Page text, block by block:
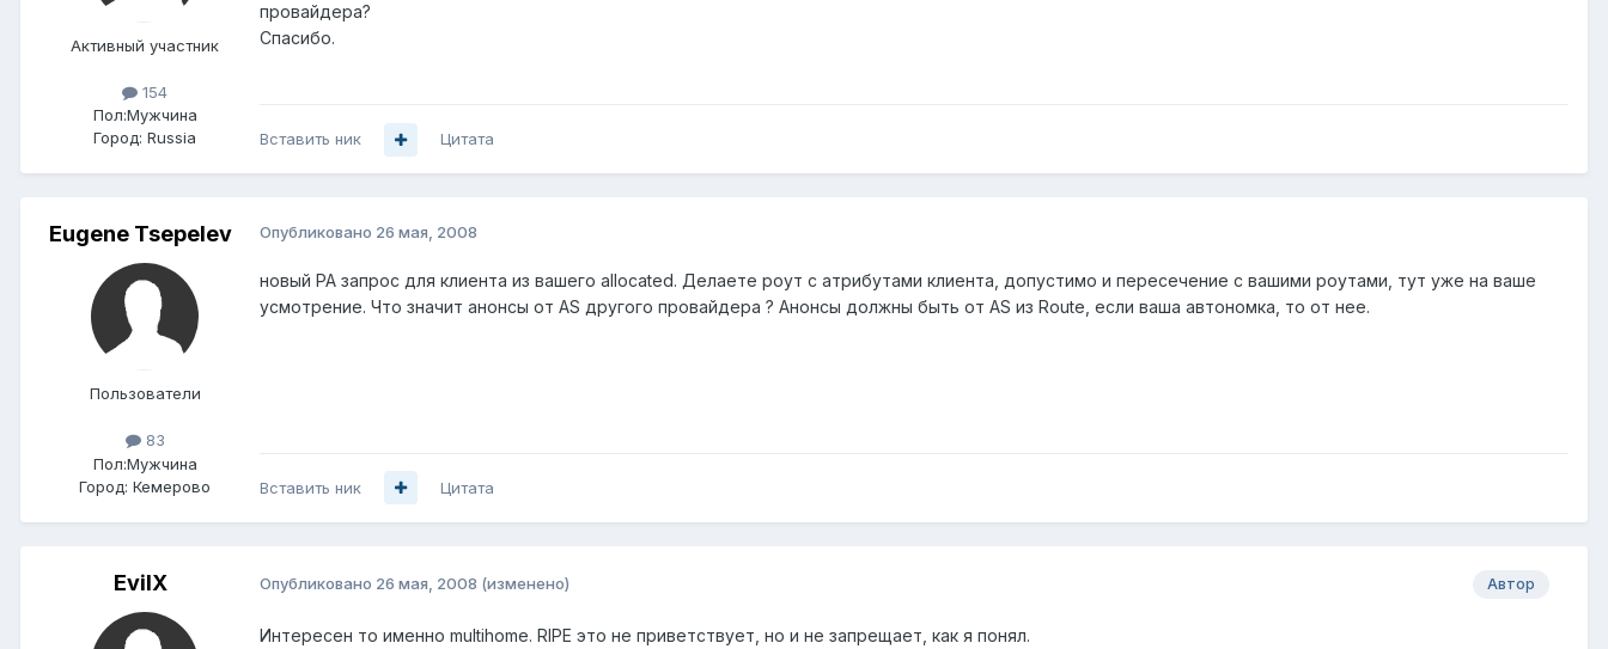
Активный участник
154
Пол:Мужчина
Город: Russia
провайдера?
Спасибо.
Вставить ник Цитата
Eugene Tsepelev
Пользователи
83
Пол:Мужчина
Город: Кемерово
Опубликовано 26 мая, 2008
новый PA запрос для клиента из вашего allocated. Делаете роут с атрибутами клиента, допустимо и пересечение с вашими роутами, тут уже на ваше
усмотрение. Что значит анонсы от AS другого провайдера ? Анонсы должны быть от AS из Route, если ваша автономка, то от нее.
Вставить ник Цитата
EvilX Автор
Опубликовано 26 мая, 2008 (изменено)
Интересен то именно multihome. RIPE это не приветствует, но и не запрещает, как я понял.